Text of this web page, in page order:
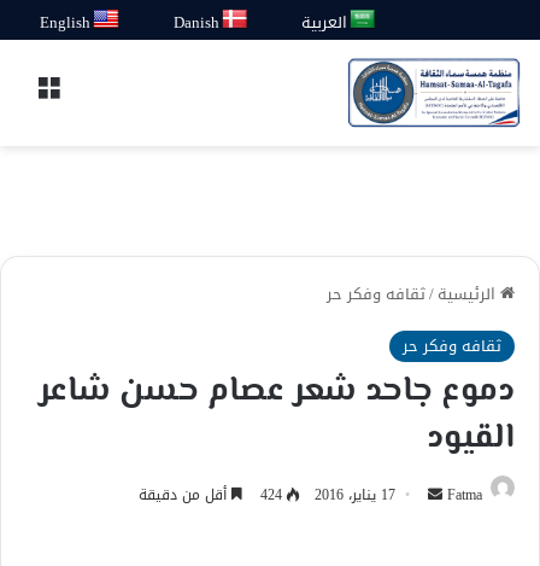
العربية Danish
English
الرئيسية/ثقافه وفكر حر
ثقافه وفكر حر
دموع جاحد شعر عصام حسن شاعر
القيود
Fatma
أرسل 17 يناير، 2016 424 أقل من دقيقة